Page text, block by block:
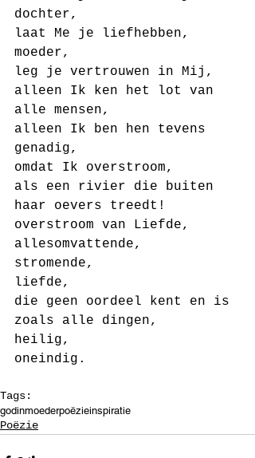
dochter,
laat Me je liefhebben,
moeder,
leg je vertrouwen in Mij,
alleen Ik ken het lot van
alle mensen,
alleen Ik ben hen tevens
genadig,
omdat Ik overstroom,
als een rivier die buiten
haar oevers treedt!
overstroom van Liefde,
allesomvattende,
stromende,
liefde,
die geen oordeel kent en is
zoals alle dingen,
heilig,
oneindig.
Tags:
godinmoederpoëzieinspiratie
Poëzie